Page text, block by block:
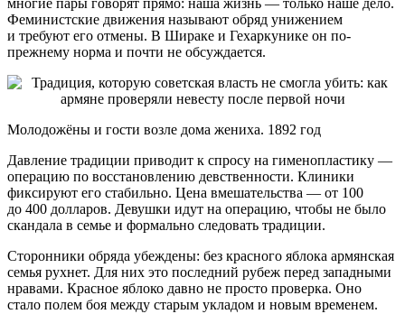
многие пары говорят прямо: наша жизнь — только наше дело.
Феминистские движения называют обряд унижением
и требуют его отмены. В Шираке и Гехаркунике он по-
прежнему норма и почти не обсуждается.
Молодожёны и гости возле дома жениха. 1892 год
Давление традиции приводит к спросу на гименопластику —
операцию по восстановлению девственности. Клиники
фиксируют его стабильно. Цена вмешательства — от 100
до 400 долларов. Девушки идут на операцию, чтобы не было
скандала в семье и формально следовать традиции.
Сторонники обряда убеждены: без красного яблока армянская
семья рухнет. Для них это последний рубеж перед западными
нравами. Красное яблоко давно не просто проверка. Оно
стало полем боя между старым укладом и новым временем.